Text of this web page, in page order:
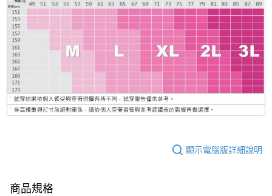
顯示電腦版詳細說明
商品規格